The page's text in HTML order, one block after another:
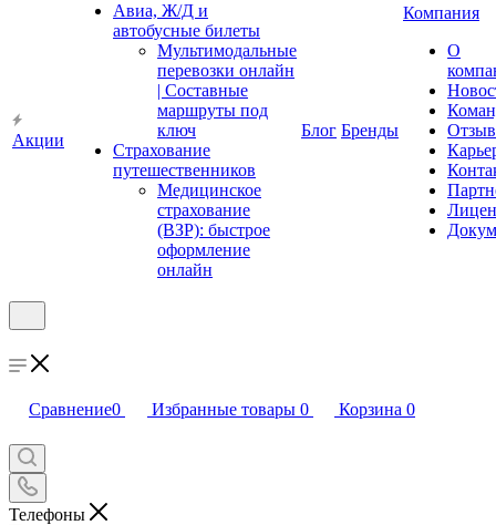
Акции
Авиа, Ж/Д и
автобусные билеты
Мультимодальные
перевозки онлайн
| Составные
маршруты под
ключ
Страхование
путешественников
Медицинское
страхование
(ВЗР): быстрое
оформление
онлайн
Блог Бренды
Компания
О
Сравнение0 Избранные товары 0 Корзина 0
Телефоны